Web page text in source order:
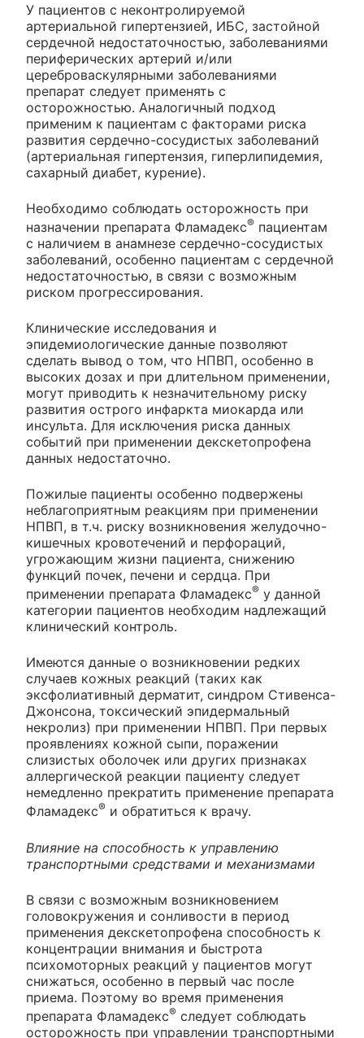
У пациентов с неконтролируемой
артериальной гипертензией, ИБС, застойной
сердечной недостаточностью, заболеваниями
периферических артерий и/или
цереброваскулярными заболеваниями
препарат следует применять с
осторожностью. Аналогичный подход
применим к пациентам с факторами риска
развития сердечно-сосудистых заболеваний
(артериальная гипертензия, гиперлипидемия,
сахарный диабет, курение).
Необходимо соблюдать осторожность при
назначении препарата Фламадекс® пациентам
с наличием в анамнезе сердечно-сосудистых
заболеваний, особенно пациентам с сердечной
недостаточностью, в связи с возможным
риском прогрессирования.
Клинические исследования и
эпидемиологические данные позволяют
сделать вывод о том, что НПВП, особенно в
высоких дозах и при длительном применении,
могут приводить к незначительному риску
развития острого инфаркта миокарда или
инсульта. Для исключения риска данных
событий при применении декскетопрофена
данных недостаточно.
Пожилые пациенты особенно подвержены
неблагоприятным реакциям при применении
НПВП, в т.ч. риску возникновения желудочно-
кишечных кровотечений и перфораций,
угрожающим жизни пациента, снижению
функций почек, печени и сердца. При
применении препарата Фламадекс® у данной
категории пациентов необходим надлежащий
клинический контроль.
Имеются данные о возникновении редких
случаев кожных реакций (таких как
эксфолиативный дерматит, синдром Стивенса-
Джонсона, токсический эпидермальный
некролиз) при применении НПВП. При первых
проявлениях кожной сыпи, поражении
слизистых оболочек или других признаках
аллергической реакции пациенту следует
немедленно прекратить применение препарата
Фламадекс® и обратиться к врачу.
Влияние на способность к управлению
транспортными средствами и механизмами
В связи с возможным возникновением
головокружения и сонливости в период
применения декскетопрофена способность к
концентрации внимания и быстрота
психомоторных реакций у пациентов могут
снижаться, особенно в первый час после
приема. Поэтому во время применения
препарата Фламадекс® следует соблюдать
осторожность при управлении транспортными